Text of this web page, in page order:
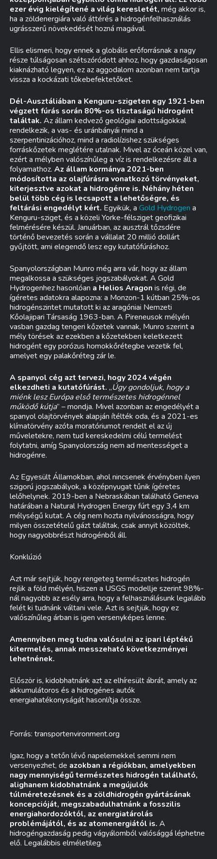
ezer évig kielégítené a világ keresletét, még akkor is,
ha a zöldenergiára való áttérés a hidrogénfelhasználás
ugrásszerű növekedését hozná magával.
Ellis elismeri, hogy ennek a globális erőforrásnak a nagy
része túlságosan szétszóródott ahhoz, hogy gazdaságosan
kiaknázható legyen, ez az aggodalom azonban nem tartja
vissza a kockázati tőkebefektetőket.
Dél-Ausztáliában a Kenguru-szigeten egy 1921-ben
végzett fúrás során 80%-os tisztaságú hidrogént
találtak. Az állam kedvező geológiai adottságokkal
rendelkezik, a vas- és uránbányái mind a
szerpentinizációhoz, mind a radiolízishez szükséges
forráskőzetek meglétére utalnak. Mivel az óceán közel van,
ezért a mélyben valószínűleg a víz is rendelkezésre áll a
folyamathoz. Az állam kormánya 2021-ben
módosította az olajfúrásra vonatkozó törvényeket,
kiterjesztve azokat a hidrogénre is. Néhány héten
belül több cég is lecsapott a lehetőségre, és
feltárási engedélyt kért. Egyikük, a Gold Hydrogen a
Kenguru-sziget, és a közeli Yorke-félsziget geofizikai
felmérésére készül. Januárban, az ausztrál tőzsdére
történő bevezetés során a vállalat 20 millió dollárt
gyűjtött, ami elegendő lesz egy kutatófúráshoz.
Spanyolországban Munro még arra vár, hogy az állam
megalkossa a szükséges jogszabályokat. A Gold
Hydrogenhez hasonlóan a Helios Aragon is régi, de
ígéretes adatokra alapozna: a Monzon-1 kútban 25%-os
hidrogénszintet mutatott ki az aragóniai Nemzeti
Kőolajipari Társaság 1963-ban. A Pireneusok mélyén
vasban gazdag tengeri kőzetek vannak, Munro szerint a
mély törések az ezekben a kőzetekben keletkezett
hidrogént egy porózus homokkőrétegbe vezetik fel,
amelyet egy palakőréteg zár le.
A spanyol cég azt tervezi, hogy 2024 végén
elkezdheti a kutatófúrást. „Úgy gondoljuk, hogy a
miénk lesz Európa első természetes hidrogénnel
működő kútja” – mondja. Mivel azonban az engedélyét a
spanyol olajtörvények alapján ítélték oda, és a 2021-es
klímatörvény azóta moratóriumot rendelt el az új
műveletekre, nem tud kereskedelmi célú termelést
folytatni, amíg Spanyolország nem ad mentességet a
hidrogénre.
Az Egyesült Államokban, ahol nincsenek érvényben ilyen
szigorú jogszabályok, a középnyugat tűnik ígéretes
lelőhelynek. 2019-ben a Nebraskában található Geneva
határában a Natural Hydrogen Energy fúrt egy 3,4 km
mélységű kutat. A cég nem hozta nyilvánosságra, hogy
milyen összetételű gázt találtak, csak annyit közöltek,
hogy nagyobbrészt hidrogénből áll.
Konklúzió
Azt már sejtjük, hogy rengeteg természetes hidrogén
rejlik a föld mélyén, hiszen a USGS modellje szerint 98%-
nál nagyobb az esély arra, hogy a felhasználásunk legalább
felét ki tudnánk váltani vele. Azt is sejtjük, hogy ez
valószínűleg árban is igen versenyképes lenne.
Amennyiben meg tudna valósulni az ipari léptékű
kitermelés, annak messzeható következményei
lehetnének.
Először is, kidobhatnánk azt az elhíresült ábrát, amely az
akkumulátoros és a hidrogénes autók
energiahatékonyságát hasonlítja össze.
Forrás: transportenvironment.org
Igaz, hogy a tetőn lévő napelemekkel semmi nem
versenyezhet, de azokban a régiókban, amelyekben
nagy mennyiségű természetes hidrogén található,
alighanem kidobhatnánk a megújulók
túlméretezésnek és a zöldhidrogén gyártásának
koncepcióját, megszabadulhatnánk a fosszilis
energiahordozóktól, az energiatárolás
problémájától, és az atomenergiától is. A
hidrogéngazdaság pedig vágyálomból valósággá léphetne
elő. Legalábbis elméletileg.